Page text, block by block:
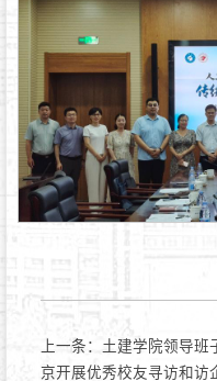
上一条： 土建学院领导班
京开展优秀校友寻访和访